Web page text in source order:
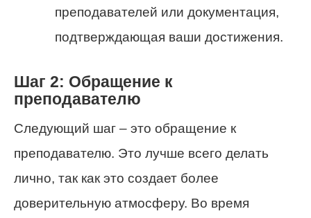
преподавателей или документация,
подтверждающая ваши достижения.
Шаг 2: Обращение к
преподавателю
Следующий шаг – это обращение к
преподавателю. Это лучше всего делать
лично, так как это создает более
доверительную атмосферу. Во время